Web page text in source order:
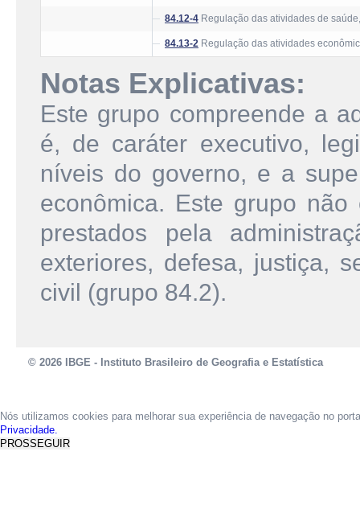
84.12-4 Regulação das atividades de
84.13-2 Regulação das atividades
Notas Explicativas:
Este grupo compreende a
é, de caráter executivo,
níveis do governo, e a
econômica. Este grupo
prestados pela
exteriores, defesa, justiça,
civil (grupo 84.2).
© 2026 IBGE - Instituto Brasileiro de Geografia e Estatística
Nós utilizamos cookies para melhorar sua experiência de navegação no
Privacidade.
PROSSEGUIR